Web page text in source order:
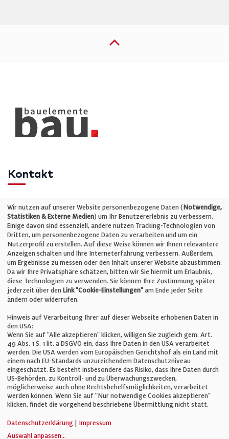
Kontakt
Telefon: +49 (0)711 2585563-0
E-Mail:info@bauelemente-bau.eu
Unternehmen
Impressum
Cookie-Einstellungen
AGB
© Verlag für Fachpublizistik GmbH
Wir nutzen auf unserer Website personenbezogene Daten (Notwendige,
Statistiken & Externe Medien) um Ihr Benutzererlebnis zu verbessern.
Einige davon sind essenziell, andere nutzen Tracking-Technologien von
Dritten, um personenbezogene Daten zu verarbeiten und um ein
Nutzerprofil zu erstellen. Auf diese Weise können wir Ihnen relevantere
Anzeigen schalten und Ihre Interneterfahrung verbessern. Außerdem,
um Ergebnisse zu messen oder den Inhalt unserer Website abzustimmen.
Da wir Ihre Privatsphäre schätzen, bitten wir Sie hiermit um Erlaubnis,
diese Technologien zu verwenden. Sie können Ihre Zustimmung später
jederzeit über den Link "Cookie-Einstellungen" am Ende jeder Seite
ändern oder widerrufen.
Hinweis auf Verarbeitung Ihrer auf dieser Webseite erhobenen Daten in
den USA:
Wenn Sie auf "Alle akzeptieren" klicken, willigen Sie zugleich gem. Art.
49 Abs. 1 S. 1 lit. a DSGVO ein, dass Ihre Daten in den USA verarbeitet
werden. Die USA werden vom Europäischen Gerichtshof als ein Land mit
einem nach EU-Standards unzureichendem Datenschutzniveau
eingeschätzt. Es besteht insbesondere das Risiko, dass Ihre Daten durch
US-Behörden, zu Kontroll- und zu Überwachungszwecken,
möglicherweise auch ohne Rechtsbehelfsmöglichkeiten, verarbeitet
werden können. Wenn Sie auf "Nur notwendige Cookies akzeptieren"
klicken, findet die vorgehend beschriebene Übermittlung nicht statt.
Datenschutzerklärung
Impressum
Auswahl anpassen...